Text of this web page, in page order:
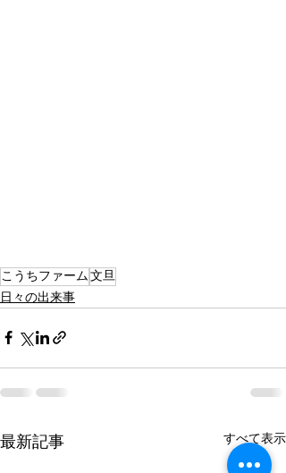
こうちファーム文旦
日々の出来事
最新記事 すべて表示